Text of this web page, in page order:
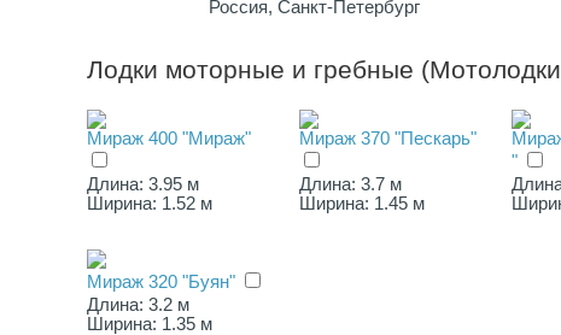
Россия, Санкт-Петербург
Лодки моторные и гребные
Мираж 400 "Мираж"
Длина: 3.95 м
Ширина: 1.52 м
Мираж 370 "Пескарь"
Длина: 3.7 м
Ширина: 1.45 м
"
Мираж 320 "Буян"
Длина: 3.2 м
Ширина: 1.35 м